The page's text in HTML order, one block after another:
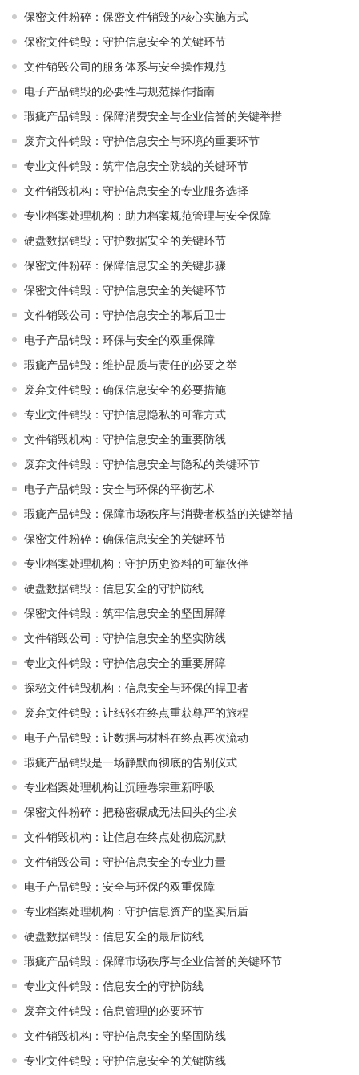
保密文件粉碎：保密文件销毁的核心实施方式
保密文件销毁：守护信息安全的关键环节
文件销毁公司的服务体系与安全操作规范
电子产品销毁的必要性与规范操作指南
瑕疵产品销毁：保障消费安全与企业信誉的关键举措
废弃文件销毁：守护信息安全与环境的重要环节
专业文件销毁：筑牢信息安全防线的关键环节
文件销毁机构：守护信息安全的专业服务选择
专业档案处理机构：助力档案规范管理与安全保障
硬盘数据销毁：守护数据安全的关键环节
保密文件粉碎：保障信息安全的关键步骤
保密文件销毁：守护信息安全的关键环节
文件销毁公司：守护信息安全的幕后卫士
电子产品销毁：环保与安全的双重保障
瑕疵产品销毁：维护品质与责任的必要之举
废弃文件销毁：确保信息安全的必要措施
专业文件销毁：守护信息隐私的可靠方式
文件销毁机构：守护信息安全的重要防线
废弃文件销毁：守护信息安全与隐私的关键环节
电子产品销毁：安全与环保的平衡艺术
瑕疵产品销毁：保障市场秩序与消费者权益的关键举措
保密文件粉碎：确保信息安全的关键环节
专业档案处理机构：守护历史资料的可靠伙伴
硬盘数据销毁：信息安全的守护防线
保密文件销毁：筑牢信息安全的坚固屏障
文件销毁公司：守护信息安全的坚实防线
专业文件销毁：守护信息安全的重要屏障
探秘文件销毁机构：信息安全与环保的捍卫者
废弃文件销毁：让纸张在终点重获尊严的旅程
电子产品销毁：让数据与材料在终点再次流动
瑕疵产品销毁是一场静默而彻底的告别仪式
专业档案处理机构让沉睡卷宗重新呼吸
保密文件粉碎：把秘密碾成无法回头的尘埃
文件销毁机构：让信息在终点处彻底沉默
文件销毁公司：守护信息安全的专业力量
电子产品销毁：安全与环保的双重保障
专业档案处理机构：守护信息资产的坚实后盾
硬盘数据销毁：信息安全的最后防线
瑕疵产品销毁：保障市场秩序与企业信誉的关键环节
专业文件销毁：信息安全的守护防线
废弃文件销毁：信息管理的必要环节
文件销毁机构：守护信息安全的坚固防线
专业文件销毁：守护信息安全的关键防线